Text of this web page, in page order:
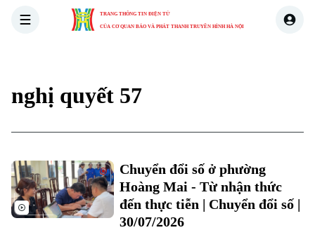
TRANG THÔNG TIN ĐIỆN TỬ
CỦA CƠ QUAN BÁO VÀ PHÁT THANH TRUYỀN HÌNH HÀ NỘI
nghị quyết 57
Chuyển đổi số ở phường
Hoàng Mai - Từ nhận thức
đến thực tiễn | Chuyển đổi số |
30/07/2026